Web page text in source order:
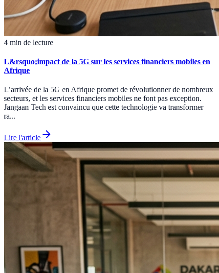
4 min de lecture
L&rsquo;impact de la 5G sur les services financiers mobiles en
Afrique
L’arrivée de la 5G en Afrique promet de révolutionner de nombreux
secteurs, et les services financiers mobiles ne font pas exception.
Jangaan Tech est convaincu que cette technologie va transformer
ra...
Lire l'article